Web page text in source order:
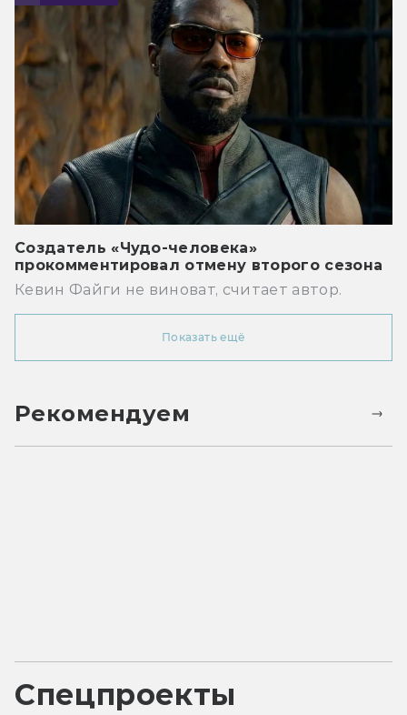
Создатель «Чудо-человека»
прокомментировал отмену второго сезона
Кевин Файги не виноват, считает автор.
Показать ещё
Рекомендуем
Спецпроекты